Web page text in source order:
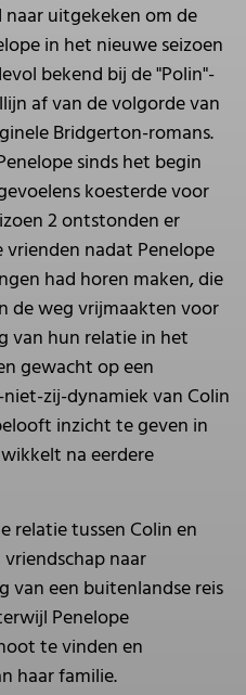
naar uitgekeken om de
in het nieuwe seizoen
bekend bij de "Polin"-
af van de volgorde van
Bridgerton-romans.
sinds het begin
koesterde voor
2 ontstonden er
nadat Penelope
had horen maken, die
de weg vrijmaakten voor
van hun relatie in het
gewacht op een
zij-dynamiek van Colin
inzicht te geven in
na eerdere
relatie tussen Colin en
naar
van een buitenlandse reis
Penelope
te vinden en
haar familie.